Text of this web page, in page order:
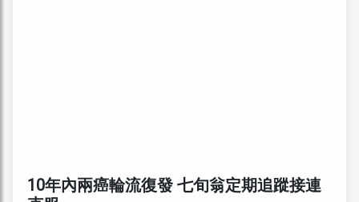
10年內兩癌輪流復發 七旬翁定期追蹤接連